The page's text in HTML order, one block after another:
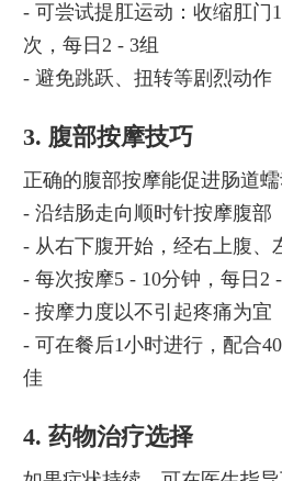
- 可尝试提肛运动：收缩肛门
次，每日2 - 3组
- 避免跳跃、扭转等剧烈动作
3. 腹部按摩技巧
正确的腹部按摩能促进肠道蠕
- 沿结肠走向顺时针按摩腹部
- 从右下腹开始，经右上腹、
- 每次按摩5 - 10分钟，每日2
- 按摩力度以不引起疼痛为宜
- 可在餐后1小时进行，配合
佳
4. 药物治疗选择